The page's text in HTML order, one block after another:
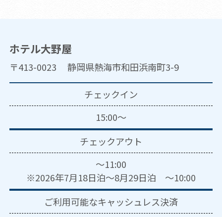
ホテル大野屋
〒413-0023 静岡県熱海市和田浜南町3-9
チェックイン
15:00～
チェックアウト
～11:00
※2026年7月18日泊～8月29日泊 ～10:00
ご利用可能なキャッシュレス決済